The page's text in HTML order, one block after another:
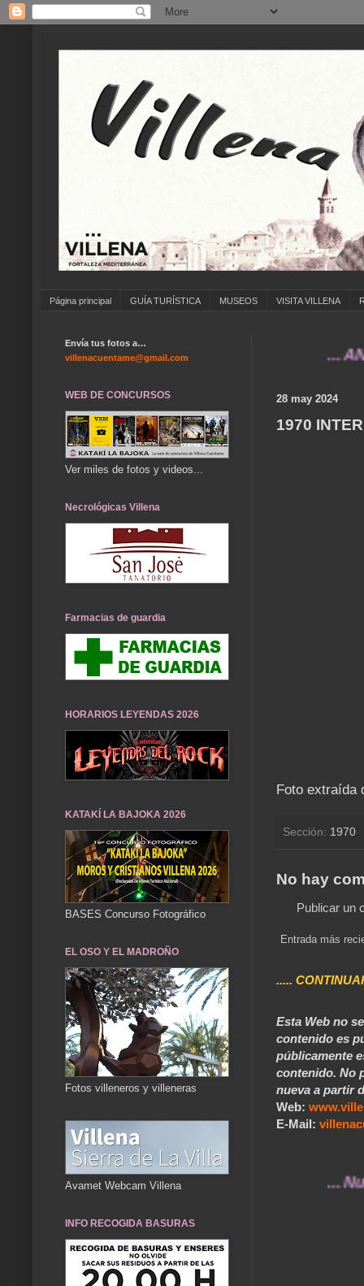
Página principal GUÍA TURÍSTICA MUSEOS VISITA VILLENA
...
28 may 2024
1970
Foto extraída
Sección: 1970
No hay
Publicar un
Entrada más
.....
Esta Web no
contenido es
públicamente
contenido. No
nueva a partir
Web:
E-Mail:
... Nuestros
Envía tus fotos a…
villenacuentame@gmail.com
WEB DE CONCURSOS
Ver miles de fotos y videos...
Necrológicas Villena
Farmacias de guardia
HORARIOS LEYENDAS 2026
KATAKÍ LA BAJOKA 2026
BASES Concurso Fotográfico
EL OSO Y EL MADROÑO
Fotos villeneros y villeneras
Avamet Webcam Villena
INFO RECOGIDA BASURAS